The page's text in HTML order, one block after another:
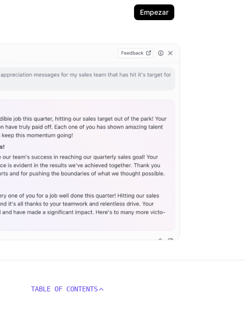
Empezar
TABLE OF CONTENTS